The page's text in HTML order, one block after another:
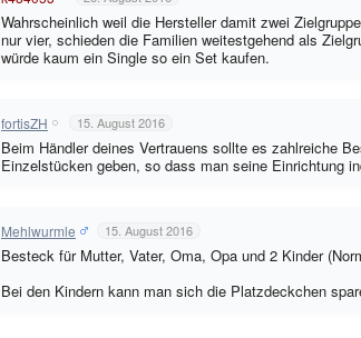
Wahrscheinlich weil die Hersteller damit zwei
nur vier, schieden die Familien weitestgehend als
würde kaum ein Single so ein Set kaufen.
fortisZH 15. August 2016
Beim Händler deines Vertrauens sollte es zahlreiche
Einzelstücken geben, so dass man seine Einrichtung
Mehlwurmle 15. August 2016
Besteck für Mutter, Vater, Oma, Opa und 2 Kinder
Bei den Kindern kann man sich die Platzdeckchen